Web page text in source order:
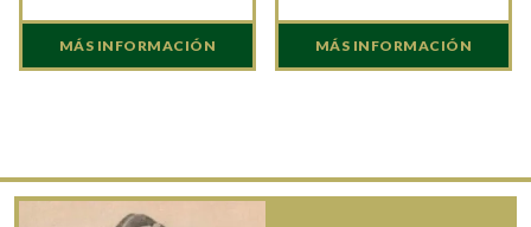
MÁS INFORMACIÓN MÁS INFORMACIÓN